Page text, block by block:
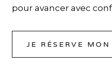
pour avancer avec
JE RÉSERVE